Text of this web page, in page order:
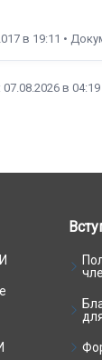
в 19:11 •
в 04:19